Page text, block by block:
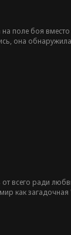
поле боя
она
от всего ради
как